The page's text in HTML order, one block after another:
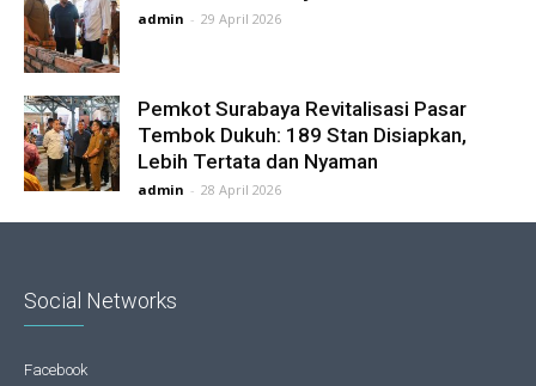
admin - 29 April 2026
Pemkot Surabaya Revitalisasi Pasar
Tembok Dukuh: 189 Stan Disiapkan,
Lebih Tertata dan Nyaman
admin - 28 April 2026
Social Networks
Facebook